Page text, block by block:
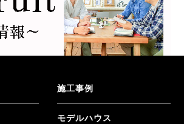
施工事例
モデルハウス